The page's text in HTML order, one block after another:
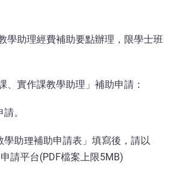
學助理經費補助要點辦理，限學士班
、實作課教學助理」補助申請：
。
學助理補助申請表」填寫後，請以
請平台(PDF檔案上限5MB)